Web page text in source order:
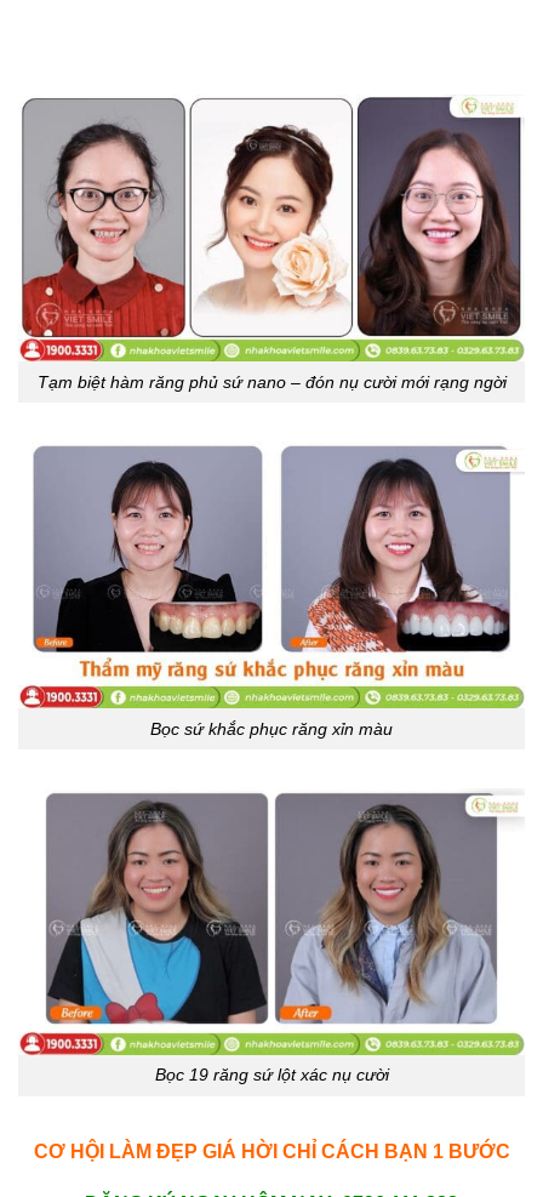
Tạm biệt hàm răng phủ sứ nano – đón nụ cười mới rạng ngời
Bọc sứ khắc phục răng xỉn màu
Bọc 19 răng sứ lột xác nụ cười
CƠ HỘI LÀM ĐẸP GIÁ HỜI CHỈ CÁCH BẠN 1 BƯỚC